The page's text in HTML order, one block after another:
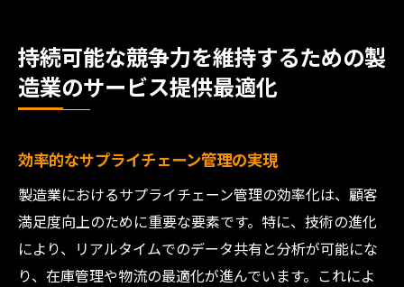
持続可能な競争力を維持するための製
造業のサービス提供最適化
効率的なサプライチェーン管理の実現
製造業におけるサプライチェーン管理の効率化は、顧客
満足度向上のために重要な要素です。特に、技術の進化
により、リアルタイムでのデータ共有と分析が可能にな
り、在庫管理や物流の最適化が進んでいます。これによ